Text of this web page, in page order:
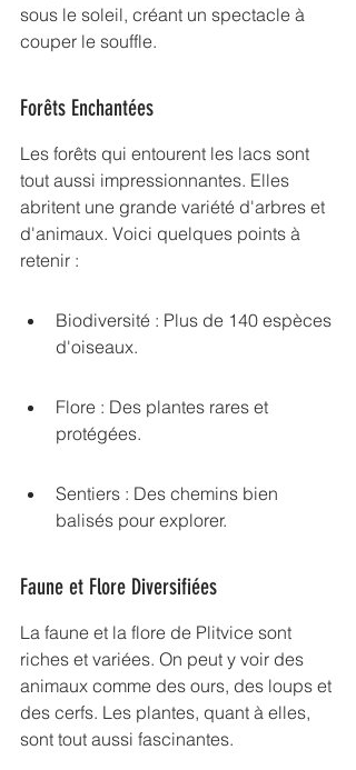
sous le soleil, créant un spectacle à
couper le souffle.
Forêts Enchantées
Les forêts qui entourent les lacs sont
tout aussi impressionnantes. Elles
abritent une grande variété d'arbres et
d'animaux. Voici quelques points à
retenir :
Biodiversité : Plus de 140 espèces
d'oiseaux.
Flore : Des plantes rares et
protégées.
Sentiers : Des chemins bien
balisés pour explorer.
Faune et Flore Diversifiées
La faune et la flore de Plitvice sont
riches et variées. On peut y voir des
animaux comme des ours, des loups et
des cerfs. Les plantes, quant à elles,
sont tout aussi fascinantes.